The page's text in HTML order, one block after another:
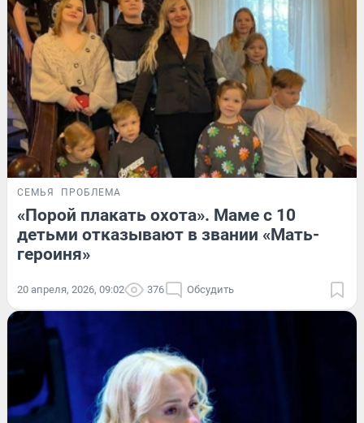
СЕМЬЯ ПРОБЛЕМА
«Порой плакать охота». Маме с 10
детьми отказывают в звании «Мать-
героиня»
20 апреля, 2026, 09:02 376 Обсудить